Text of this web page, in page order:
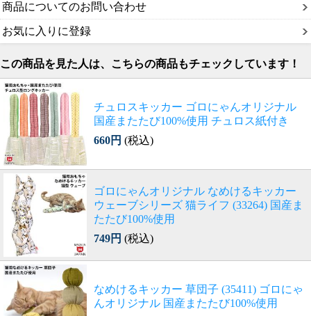
商品についてのお問い合わせ
お気に入りに登録
この商品を見た人は、こちらの商品もチェックしています！
チュロスキッカー ゴロにゃんオリジナル
国産またたび100%使用 チュロス紙付き
660円 (税込)
ゴロにゃんオリジナル なめけるキッカー
ウェーブシリーズ 猫ライフ (33264) 国産ま
たたび100%使用
749円 (税込)
なめけるキッカー 草団子 (35411) ゴロにゃ
んオリジナル 国産またたび100%使用